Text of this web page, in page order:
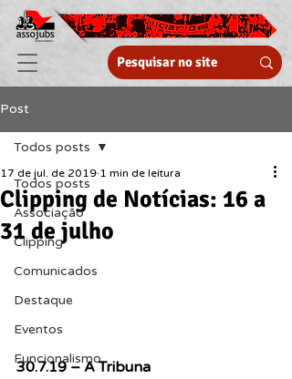
Post
Todos posts
Associação
Clipping
Comunicados
Destaque
Eventos
Funcionalismo
Todos posts
Clipping de Notícias: 16 a
31 de julho
17 de jul. de 2019 1 min de leitura
30.7.19 – A Tribuna